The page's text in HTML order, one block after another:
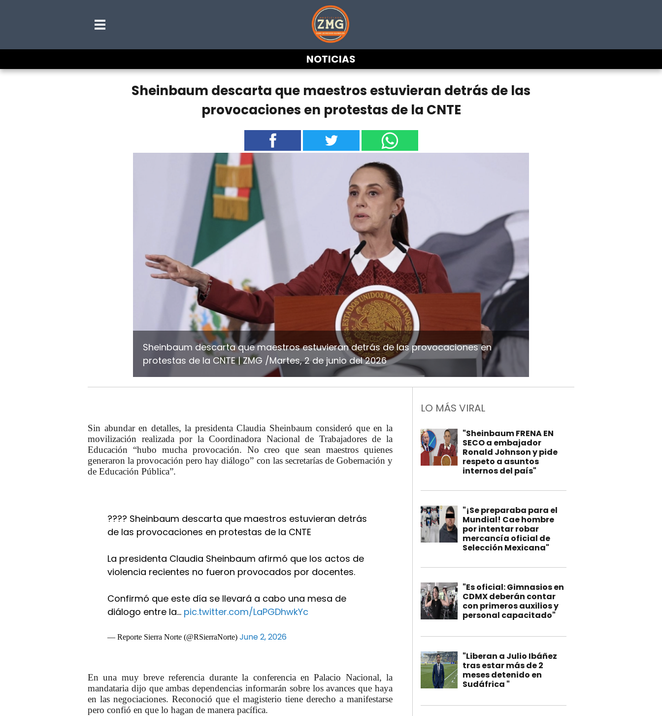
NOTICIAS
Sheinbaum descarta que maestros estuvieran detrás de las
provocaciones en protestas de la CNTE
Sheinbaum descarta que maestros estuvieran detrás de las provocaciones en
protestas de la CNTE ZMG /Martes, 2 de junio del 2026
Sin abundar en detalles, la presidenta Claudia Sheinbaum consideró que en la
movilización realizada por la Coordinadora Nacional de Trabajadores de la
Educación “hubo mucha provocación. No creo que sean maestros quienes
generaron la provocación pero hay diálogo” con las secretarías de Gobernación y
de Educación Pública”.
???? Sheinbaum descarta que maestros estuvieran detrás
de las provocaciones en protestas de la CNTE
La presidenta Claudia Sheinbaum afirmó que los actos de
violencia recientes no fueron provocados por docentes.
Confirmó que este día se llevará a cabo una mesa de
diálogo entre la… pic.twitter.com/LaPGDhwkYc
— Reporte Sierra Norte (@RSierraNorte) June 2, 2026
En una muy breve referencia durante la conferencia en Palacio Nacional, la
mandataria dijo que ambas dependencias informarán sobre los avances que haya
en las negociaciones. Reconoció que el magisterio tiene derecho a manifestarse
pero confió en que lo hagan de manera pacífica.
LO MÁS VIRAL
"Sheinbaum FRENA EN
SECO a embajador
Ronald Johnson y pide
respeto a asuntos
internos del país"
"¡Se preparaba para el
Mundial! Cae hombre
por intentar robar
mercancía oficial de
Selección Mexicana"
"Es oficial: Gimnasios en
CDMX deberán contar
con primeros auxilios y
personal capacitado"
"Liberan a Julio Ibáñez
tras estar más de 2
meses detenido en
Sudáfrica "